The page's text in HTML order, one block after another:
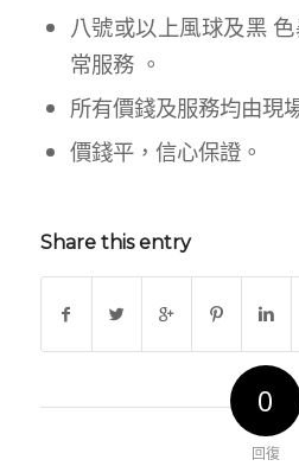
八號或以上風球及黑
常服務 。
所有價錢及服務均由現
價錢平，信心保證。
Share this entry
0
回復